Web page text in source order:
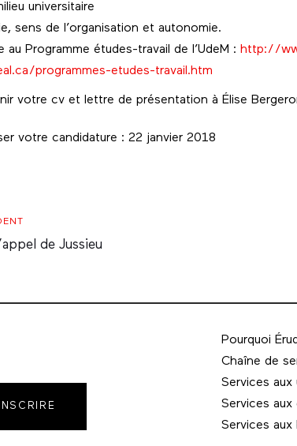
universitaire
sens de l’organisation et autonomie.
au Programme études-travail de l’UdeM : http://
programmes-etudes-travail.htm
votre cv et lettre de présentation à Élise
votre candidature : 22 janvier 2018
de Jussieu
Pourquoi
Chaîne de
Services aux
Services aux
Services aux